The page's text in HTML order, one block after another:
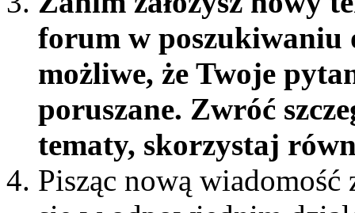
forum w poszukiwaniu
możliwe, że Twoje
poruszane. Zwróć
tematy, skorzystaj
Pisząc nową wiadomość